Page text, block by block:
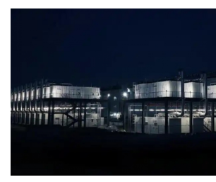
Nhặt bỏ 'hạt sạn' để làng biển Đắk
khách